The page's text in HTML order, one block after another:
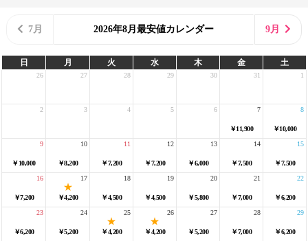
7月 2026年8月最安値カレンダー 9月
日 月 火 水 木 金 土
26 27 28 29 30 31 1
2 3 4 5 6
￥11,900
7
￥10,000
8
￥10,000
9
￥8,200
10
￥7,200
11
￥7,200
12
￥6,000
13
￥7,500
14
￥7,500
15
￥7,200
16
￥4,200
17
￥4,500
18
￥4,500
19
￥5,800
20
￥7,000
21
￥6,200
22
￥6,200
23
￥5,200
24
￥4,200
25
￥4,200
26
￥5,200
27
￥7,000
28
￥6,200
29